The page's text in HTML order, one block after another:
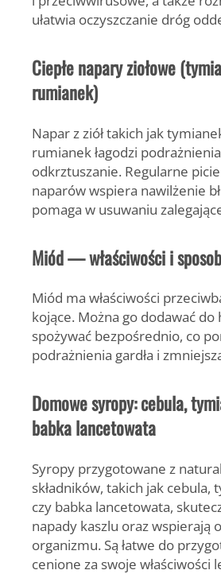
ułatwia oczyszczanie dróg
Ciepłe napary ziołowe
rumianek)
Napar z ziół takich jak
rumianek łagodzi podrażnienia
odkrztuszanie. Regularne picie
naparów wspiera nawilżenie
pomaga w usuwaniu
Miód — właściwości i
Miód ma właściwości
kojące. Można go dodawać
spożywać bezpośrednio, co
podrażnienia gardła i
Domowe syropy: cebula,
babka lancetowata
Syropy przygotowane z
składników, takich jak cebula,
czy babka lancetowata,
napady kaszlu oraz wspierają
organizmu. Są łatwe do
cenione za swoje właściwości